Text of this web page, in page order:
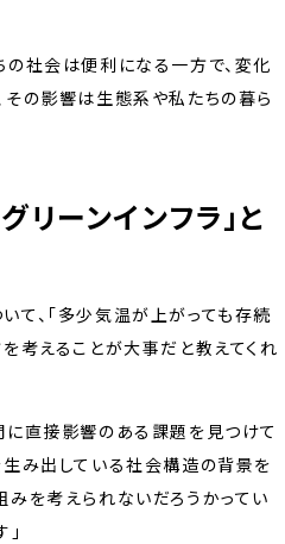
の社会は便利になる一方で、変化
その影響は生態系や私たちの暮ら
リーンインフラ」と
て、「多少気温が上がっても存続
考えることが大事だと教えてくれ
に直接影響のある課題を見つけて
生み出している社会構造の背景を
みを考えられないだろうかってい